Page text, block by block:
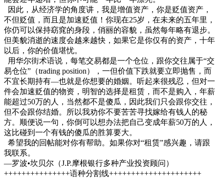
因此，从经济学的角度讲，我是增值资产，你是贬值资产，
不但贬值，而且是加速贬值！你现在25岁，在未来的五年里，
你仍可以保持窈窕的身段，俏丽的容貌，虽然每年略有退步。
但美貌消逝的速度会越来越快，如果它是你仅有的资产，十年
以后，你的价值堪忧。
用华尔街术语说，每笔交易都是一个仓位，跟你交往属于“交
易仓位”（trading position），一但价值下跌就要立即抛售，而
不宜长期持有—也就是你想要的婚姻。听起来很残忍，但对一
件会加速贬值的物资，明智的选择是租赁，而不是购入，年薪
能超过50万的人，当然都不是傻瓜，因此我们只会跟你交往，
但不会跟你结婚。所以我劝你不要苦苦寻找嫁给有钱人的秘
方。顺便说一句，你倒可以想办法把自己变成年薪50万的人，
这比碰到一个有钱的傻瓜的胜算要大。
希望我的回帖能对你有帮助。如果你对“租赁”感兴趣，请跟
我联系。
—罗波•坎贝尔（J.P.摩根银行多种产业投资顾问）
+++++++++++++++语种分割线+++++++++++++++++++++